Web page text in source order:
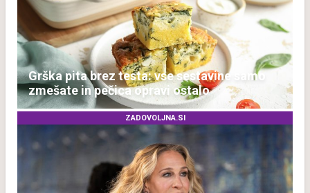
Grška pita brez testa: vse sestavine samo
zmešate in pečica opravi ostalo
ZADOVOLJNA.SI